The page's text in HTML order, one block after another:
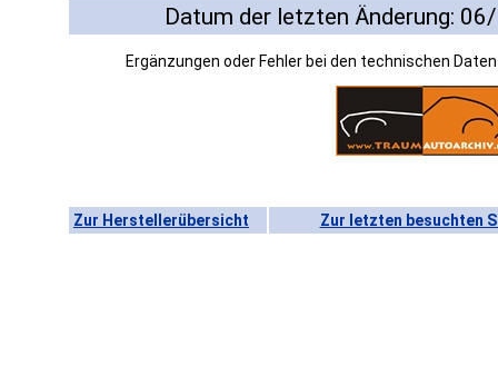
Datum der letzten Änderung:
Ergänzungen oder Fehler bei den technischen
Zur Herstellerübersicht Zur letzten besuchten